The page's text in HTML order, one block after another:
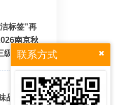
标签”再
南京秋
级跳
品展区将
联系方式